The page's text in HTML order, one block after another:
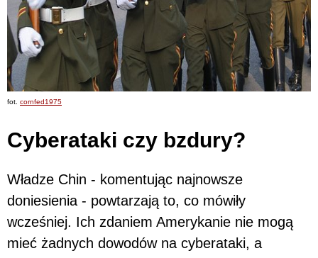
fot. cornfed1975
Cyberataki czy bzdury?
Władze Chin - komentując najnowsze
doniesienia - powtarzają to, co mówiły
wcześniej. Ich zdaniem Amerykanie nie mogą
mieć żadnych dowodów na cyberataki, a